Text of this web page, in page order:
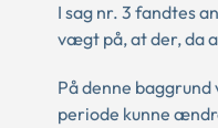
I sag nr. 3 fandtes
vægt på, at der, da
På denne
periode kunne